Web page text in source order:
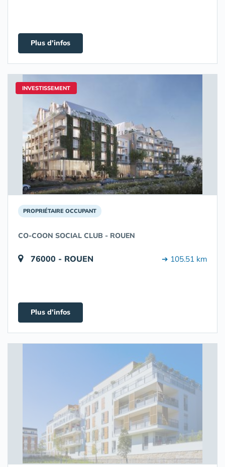
Plus d'infos
INVESTISSEMENT
PROPRIÉTAIRE OCCUPANT
CO-COON SOCIAL CLUB - ROUEN
76000 - ROUEN ➔ 105.51 km
Plus d'infos